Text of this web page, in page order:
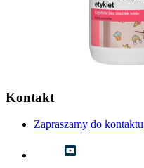
Kontakt
Zapraszamy do kontaktu